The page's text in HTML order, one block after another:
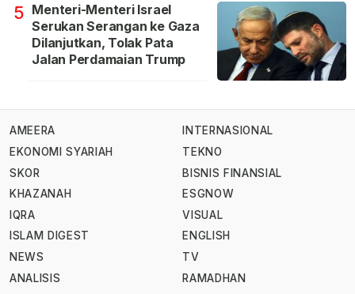
5 Menteri-Menteri Israel
Serukan Serangan ke Gaza
Dilanjutkan, Tolak Pata
Jalan Perdamaian Trump
AMEERA
EKONOMI SYARIAH
SKOR
KHAZANAH
IQRA
ISLAM DIGEST
NEWS
ANALISIS
INTERNASIONAL
TEKNO
BISNIS FINANSIAL
ESGNOW
VISUAL
ENGLISH
TV
RAMADHAN